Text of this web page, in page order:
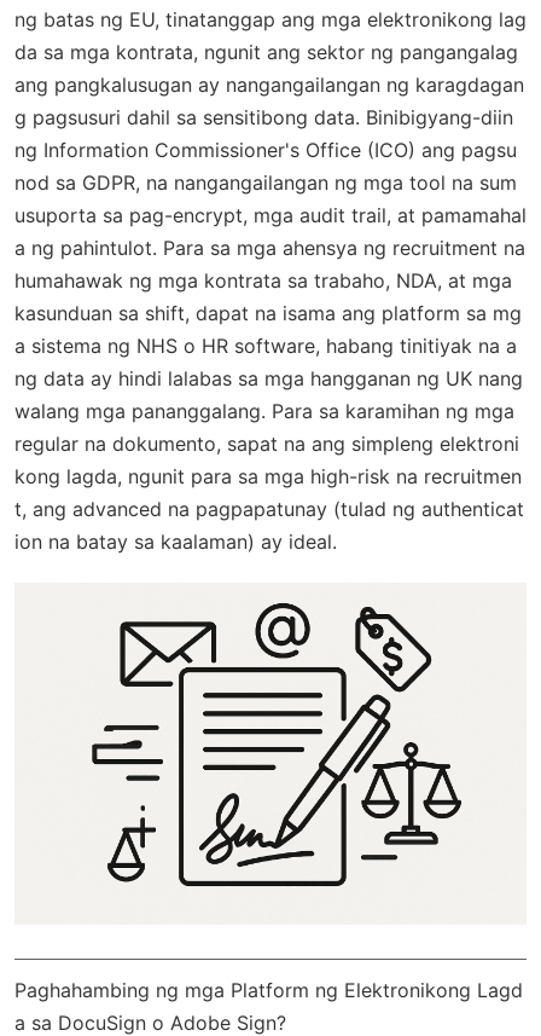
ng batas ng EU, tinatanggap ang mga elektronikong lag
da sa mga kontrata, ngunit ang sektor ng pangangalag
ang pangkalusugan ay nangangailangan ng karagdagan
g pagsusuri dahil sa sensitibong data. Binibigyang-diin
ng Information Commissioner's Office (ICO) ang pagsu
nod sa GDPR, na nangangailangan ng mga tool na sum
usuporta sa pag-encrypt, mga audit trail, at pamamahal
a ng pahintulot. Para sa mga ahensya ng recruitment na
humahawak ng mga kontrata sa trabaho, NDA, at mga
kasunduan sa shift, dapat na isama ang platform sa mg
a sistema ng NHS o HR software, habang tinitiyak na a
ng data ay hindi lalabas sa mga hangganan ng UK nang
walang mga pananggalang. Para sa karamihan ng mga
regular na dokumento, sapat na ang simpleng elektroni
kong lagda, ngunit para sa mga high-risk na recruitmen
t, ang advanced na pagpapatunay (tulad ng authenticat
ion na batay sa kaalaman) ay ideal.
Paghahambing ng mga Platform ng Elektronikong Lagd
a sa DocuSign o Adobe Sign?